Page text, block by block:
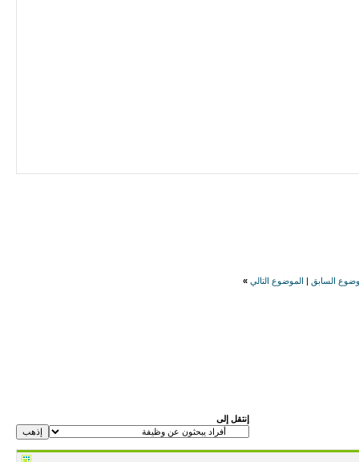
السابق الموضوع التالي »
إنتقل إلى